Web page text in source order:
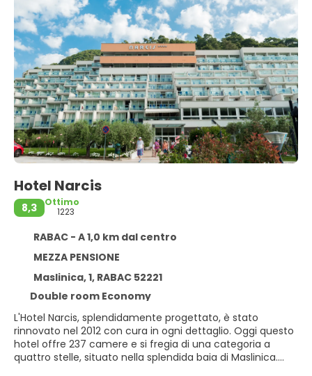
Hotel Narcis
8,3
Ottimo
1223
RABAC - A 1,0 km dal centro
MEZZA PENSIONE
Maslinica, 1, RABAC 52221
Double room Economy
L'Hotel Narcis, splendidamente progettato, è stato
rinnovato nel 2012 con cura in ogni dettaglio. Oggi questo
hotel offre 237 camere e si fregia di una categoria a
quattro stelle, situato nella splendida baia di Maslinica.